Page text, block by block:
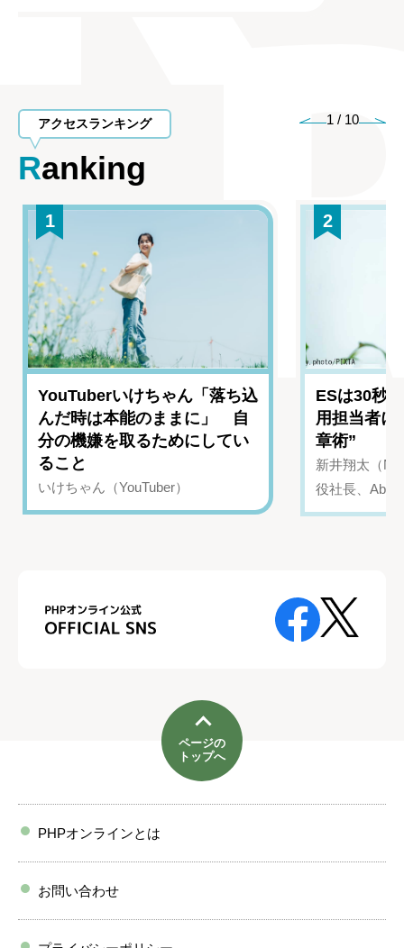
アクセスランキング
Ranking
1 / 10
1
YouTuberいけちゃん「落ち込
んだ時は本能のままに」 自
分の機嫌を取るためにしてい
ること
いけちゃん（YouTuber）
2
ESは30秒
用担当者に
章術”
新井翔太（
役社長、
ページの
トップへ
PHPオンラインとは
お問い合わせ